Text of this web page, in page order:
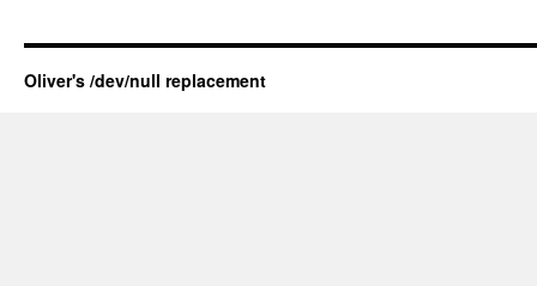
Oliver's /dev/null replacement